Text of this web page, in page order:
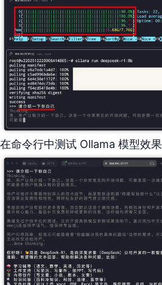
在命令行中测试 Ollama 模型效果